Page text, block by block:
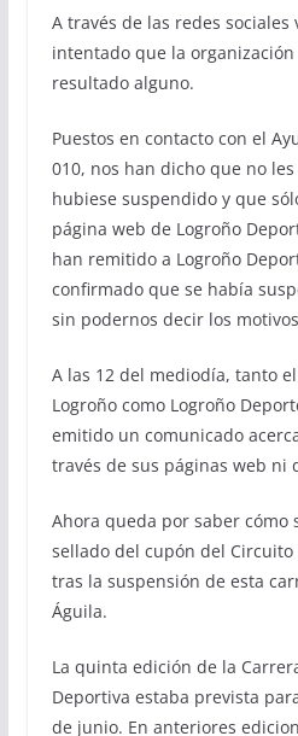
A través de las redes
intentado que la
resultado alguno.
Puestos en contacto con el
010, nos han dicho que no
hubiese suspendido y que
página web de Logroño
han remitido a Logroño
confirmado que se había
sin podernos decir los
A las 12 del mediodía, tanto
Logroño como Logroño
emitido un comunicado
través de sus páginas web ni
Ahora queda por saber cómo
sellado del cupón del Circuito
tras la suspensión de esta
Águila.
La quinta edición de la
Deportiva estaba prevista
de junio. En anteriores